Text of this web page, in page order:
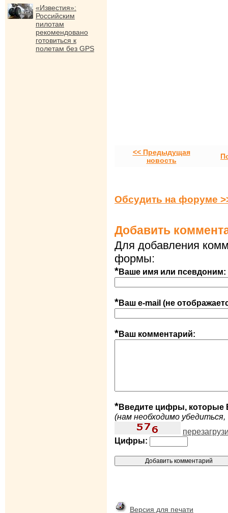
«Известия»:
Российским
пилотам
рекомендовано
готовиться к
полетам без GPS
<< Предыдущая
новость
Обсудить на форуме
Добавить
Для добавления
формы:
*Ваше имя или псевдоним:
*Ваш e-mail (не
*Ваш комментарий:
*Введите цифры, которые
(нам необходимо
Цифры:
Версия для печати